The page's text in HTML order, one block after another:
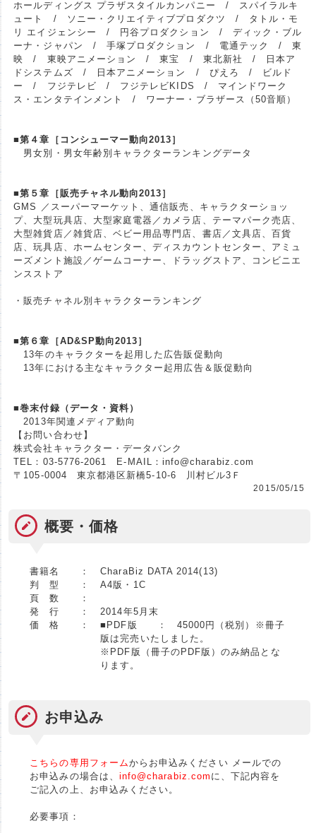
ホールディングス プラザスタイルカンパニー / スパイラルキ
ュート / ソニー・クリエイティブプロダクツ / タトル・モ
リ エイジェンシー / 円谷プロダクション / ディック・ブル
ーナ・ジャパン / 手塚プロダクション / 電通テック / 東
映 / 東映アニメーション / 東宝 / 東北新社 / 日本ア
ドシステムズ / 日本アニメーション / ぴえろ / ビルド
ー / フジテレビ / フジテレビKIDS / マインドワーク
ス・エンタテインメント / ワーナー・ブラザース（50音順）
■第４章［コンシューマー動向2013］
男女別・男女年齢別キャラクターランキングデータ
■第５章［販売チャネル動向2013］
GMS ／スーパーマーケット、通信販売、キャラクターショッ
プ、大型玩具店、大型家庭電器／カメラ店、テーマパーク売店、
大型雑貨店／雑貨店、ベビー用品専門店、書店／文具店、百貨
店、玩具店、ホームセンター、ディスカウントセンター、アミュ
ーズメント施設／ゲームコーナー、ドラッグストア、コンビニエ
ンスストア
・販売チャネル別キャラクターランキング
■第６章［AD&SP動向2013］
13年のキャラクターを起用した広告販促動向
13年における主なキャラクター起用広告＆販促動向
■巻末付録（データ・資料）
2013年関連メディア動向
【お問い合わせ】
株式会社キャラクター・データバンク
TEL：03-5776-2061 E-MAIL：info@charabiz.com
〒105-0004 東京都港区新橋5-10-6 川村ビル3Ｆ
2015/05/15
概要・価格
書籍名 ：
CharaBiz DATA 2014(13)
判 型 ：
A4版・1C
頁 数 ：
発 行 ：
2014年5月末
価 格 ：
■PDF版 ： 45000円（税別）※冊子
版は完売いたしました。
※PDF版（冊子のPDF版）のみ納品とな
ります。
お申込み
こちらの専用フォームからお申込みください メールでの
お申込みの場合は、 info@charabiz.com に、下記内容を
ご記入の上、お申込みください。
必要事項：